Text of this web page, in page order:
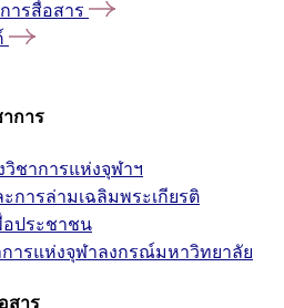
ารสื่อสาร
การ
ชาการแห่งจุฬาฯ
การล่ามเฉลิมพระเกียรติ
ประชาชน
ารแห่งจุฬาลงกรณ์มหาวิทยาลัย
สาร